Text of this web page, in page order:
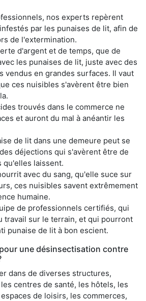
nos experts repèrent
par les punaises de lit, afin de
de l'extermination.
d'argent et de temps, que de
les punaises de lit, juste avec des
vendus en grandes surfaces. Il vaut
ces nuisibles s'avèrent être bien
trouvés dans le commerce ne
et auront du mal à anéantir les
de lit dans une demeure peut se
déjections qui s'avèrent être de
qu'elles laissent.
avec du sang, qu'elle suce sur
ces nuisibles savent extrêmement
humaine.
de professionnels certifiés, qui
travail sur le terrain, et qui pourront
punaise de lit à bon escient.
une désinsectisation contre
dans de diverses structures,
centres de santé, les hôtels, les
de loisirs, les commerces,